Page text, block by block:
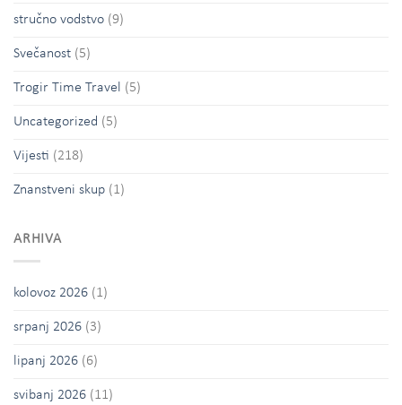
stručno vodstvo (9)
Svečanost (5)
Trogir Time Travel (5)
Uncategorized (5)
Vijesti (218)
Znanstveni skup (1)
ARHIVA
kolovoz 2026 (1)
srpanj 2026 (3)
lipanj 2026 (6)
svibanj 2026 (11)